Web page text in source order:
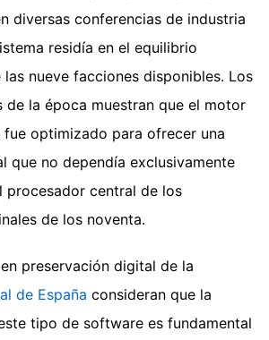
diversas conferencias de industria
residía en el equilibrio
nueve facciones disponibles. Los
de la época muestran que el motor
optimizado para ofrecer una
que no dependía exclusivamente
procesador central de los
de los noventa.
preservación digital de la
de España consideran que la
tipo de software es fundamental